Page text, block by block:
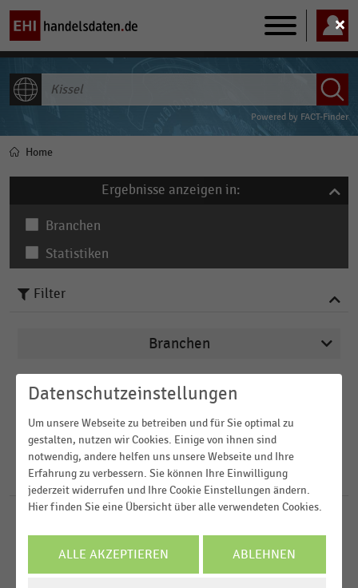
Main
navigation
Powered by FACT-Finder
Pfadnavigation
Home
Ergebnisse anzeigen in:
Branchen
Statistiken
38Ergebnisse fürKissel
nach Umsatz (2024)
Filter
Branchen
Apotheken
Arbeitsmarkt
Demographie
Deutschsprachiger Einzelhandel
Drogerien und Drogeriemärkte
MEHR ANZEIGEN
Veröffentlichungsdatum
2026
2022
2021
2020
2019
MEHR ANZEIGEN
FILTER ZURÜCKSETZEN
Datenschutzeinstellungen
Um unsere Webseite zu betreiben und für Sie optimal zu
gestalten, nutzen wir Cookies. Einige von ihnen sind
notwendig, andere helfen uns unsere Webseite und Ihre
Erfahrung zu verbessern. Sie können Ihre Einwilligung
jederzeit widerrufen und Ihre Cookie Einstellungen ändern.
Hier finden Sie eine Übersicht über alle verwendeten Cookies.
ALLE AKZEPTIEREN ABLEHNEN